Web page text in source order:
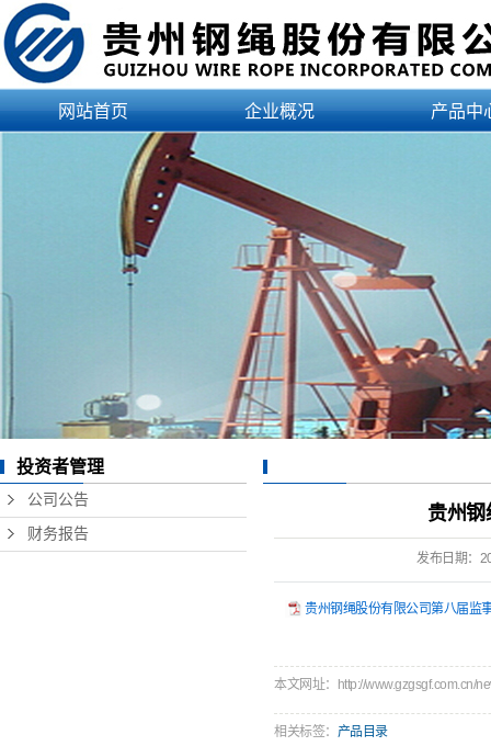
网站首页 企业概况
企业资质
领导介绍
治理结构
文化理念
发展历程
企业荣誉
产品中
投资者管理
公司公告
财务报告
贵州钢
发布日期：
贵州钢绳股份有限公司第八届监
本文网址：http://www.gzgsgf.com.cn/
相关标签： 产品目录